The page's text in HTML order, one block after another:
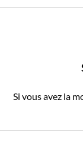
Si vous avez la